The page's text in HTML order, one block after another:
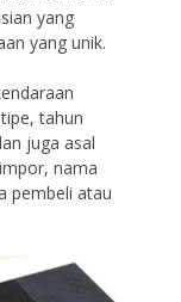
yang
yang unik.
tahun
juga asal
nama
pembeli atau